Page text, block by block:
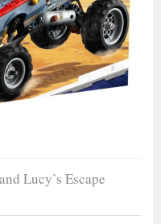
Lucy’s Escape